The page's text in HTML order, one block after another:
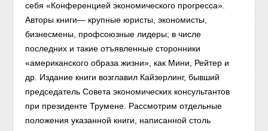
себя «Конференцией экономического прогресса».
Авторы книги— крупные юристы, экономисты,
бизнесмены, профсоюзные лидеры; в числе
последних и такие отъявленные сторонники
«американского образа жизни», как Мини, Рейтер и
др. Издание книги возглавил Кайзерлинг, бывший
председатель Совета экономических консультантов
при президенте Трумене. Рассмотрим отдельные
положения указанной книги, написанной столь